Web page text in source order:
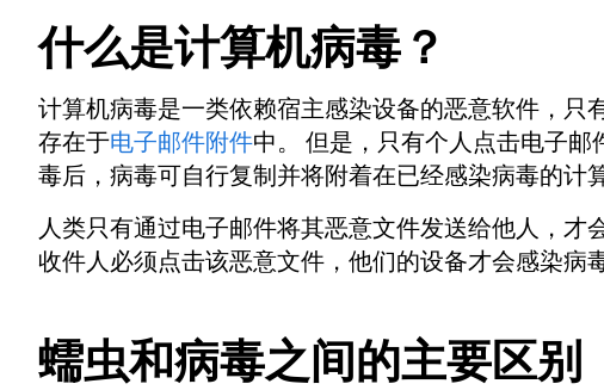
什么是计算机病毒？
计算机病毒是一类依赖宿主感染设备的恶意软件，只
存在于电子邮件附件中。 但是，只有个人点击电子
毒后，病毒可自行复制并将附着在已经感染病毒的计
人类只有通过电子邮件将其恶意文件发送给他人，才
收件人必须点击该恶意文件，他们的设备才会感染病毒
蠕虫和病毒之间的主要区别